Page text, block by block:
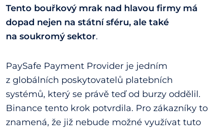
Tento bouřkový mrak nad hlavou firmy má
dopad nejen na státní sféru, ale také
na soukromý sektor.
PaySafe Payment Provider je jedním
z globálních poskytovatelů platebních
systémů, který se právě teď od burzy oddělil.
Binance tento krok potvrdila. Pro zákazníky to
znamená, že již nebude možné využívat tuto